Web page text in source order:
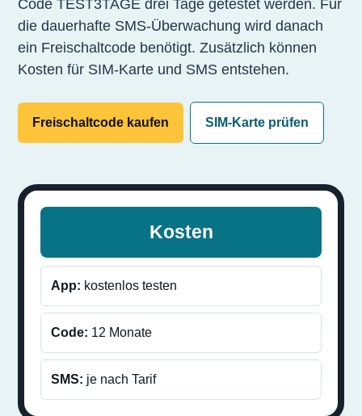
Code TEST3TAGE drei Tage getestet werden. Für
die dauerhafte SMS-Überwachung wird danach
ein Freischaltcode benötigt. Zusätzlich können
Kosten für SIM-Karte und SMS entstehen.
Freischaltcode kaufen SIM-Karte prüfen
Kosten
App: kostenlos testen
Code: 12 Monate
SMS: je nach Tarif